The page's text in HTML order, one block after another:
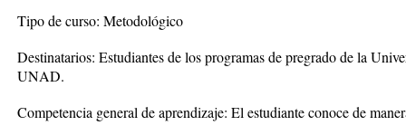
Tipo de curso: Metodológico
Destinatarios: Estudiantes de los programas de pregrado de la
UNAD.
Competencia general de aprendizaje: El estudiante conoce de